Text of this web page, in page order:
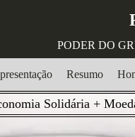
PODER DO
Resumo
Solidária +